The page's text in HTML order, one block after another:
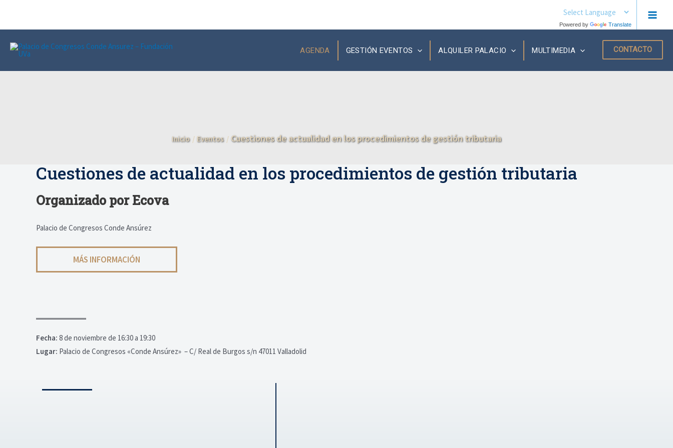
Powered by Translate
AGENDA GESTIÓN EVENTOS ALQUILER PALACIO MULTIMEDIA CONTACTO
Inicio Eventos Cuestiones de actualidad en los procedimientos de gestión tributaria
Cuestiones de actualidad en los procedimientos de gestión tributaria
Organizado por Ecova
Palacio de Congresos Conde Ansúrez
MÁS INFORMACIÓN
Fecha: 8 de noviembre de 16:30 a 19:30
Lugar: Palacio de Congresos «Conde Ansúrez» – C/ Real de Burgos s/n 47011 Valladolid